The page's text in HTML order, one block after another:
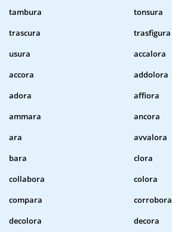
tambura
tonsura
trascura
trasfigura
usura
accalora
accora
addolora
adora
affiora
ammara
ancora
ara
avvalora
bara
clora
collabora
colora
compara
corrobora
decolora
decora